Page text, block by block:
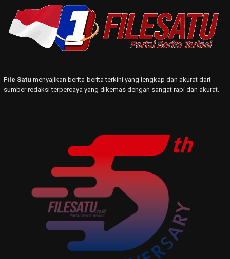
File Satu menyajikan berita-berita terkini yang lengkap dan akurat dari
sumber redaksi terpercaya yang dikemas dengan sangat rapi dan akurat.